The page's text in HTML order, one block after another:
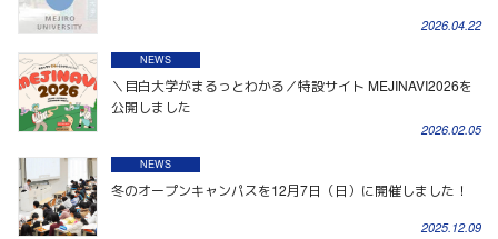
2026.04.22
＼目白大学がまるっとわかる／特設サイト MEJINAVI2026を
公開しました
2026.02.05
NEWS
冬のオープンキャンパスを12月7日（日）に開催しました！
2025.12.09
NEWS